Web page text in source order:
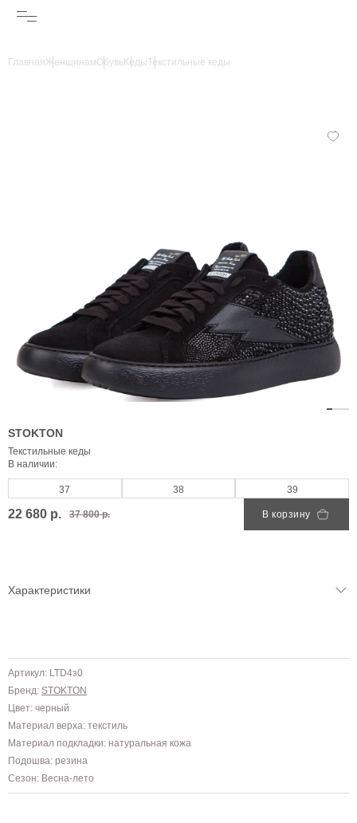
ГлавнаяЖенщинамОбувьКедыТекстильные кеды
STOKTON
Текстильные кеды
В наличии:
37 38 39
22 680 р. 37 800 р. В корзину
Характеристики
Артикул: LTD4з0
Бренд: STOKTON
Цвет: черный
Материал верха: текстиль
Материал подкладки: натуральная кожа
Подошва: резина
Сезон: Весна-лето